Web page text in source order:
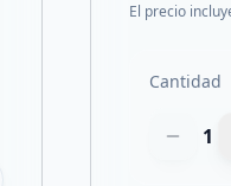
El precio
Cantidad
1